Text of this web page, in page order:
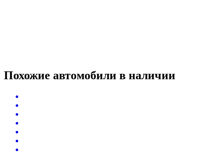
Похожие автомобили в наличии